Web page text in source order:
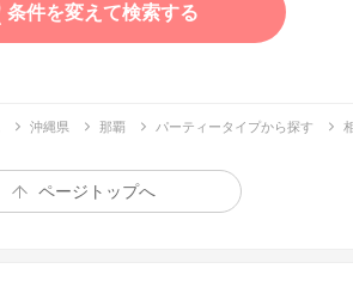
条件を変えて検索する
沖縄県 那覇 パーティータイプから探す
ページトップへ